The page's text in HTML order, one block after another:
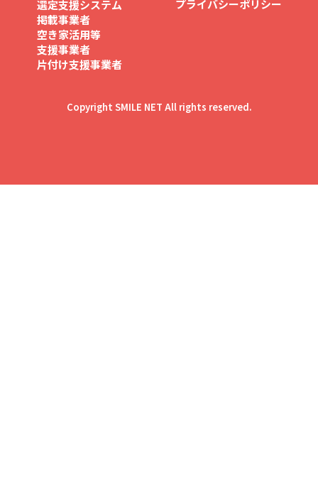
選定支援システム
掲載事業者
空き家活用等
支援事業者
片付け支援事業者
プライバシーポリシー
Copyright SMILE NET All rights reserved.